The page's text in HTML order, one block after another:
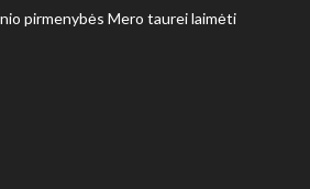
pirmenybės Mero taurei laimėti